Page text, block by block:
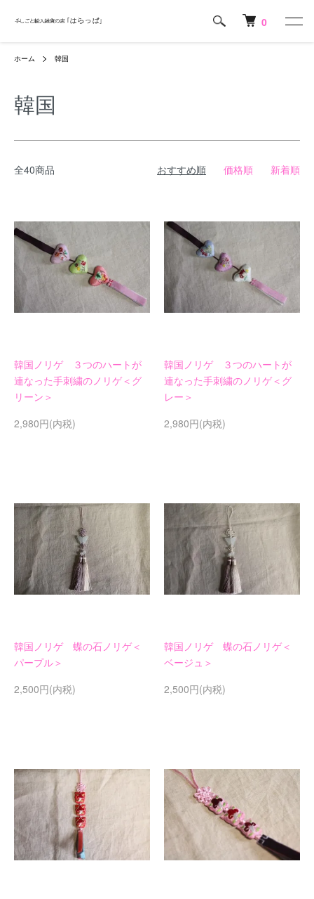
0
ホーム 韓国
韓国
全40商品 おすすめ順 価格順 新着順
韓国ノリゲ ３つのハートが
連なった手刺繍のノリゲ＜グ
リーン＞
2,980円(内税)
韓国ノリゲ ３つのハートが
連なった手刺繍のノリゲ＜グ
レー＞
2,980円(内税)
韓国ノリゲ 蝶の石ノリゲ＜
パープル＞
2,500円(内税)
韓国ノリゲ 蝶の石ノリゲ＜
ベージュ＞
2,500円(内税)